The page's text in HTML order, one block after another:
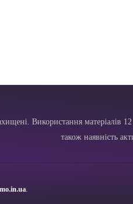
Використання матеріалів
також наявність
.